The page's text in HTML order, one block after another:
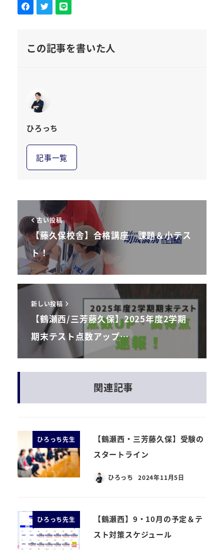
この記事を書いた人
ひろっち
記事一覧
古い投稿
【藤久保校舎】合格講座 課題＆小テス
ト！
新しい投稿
【鶴瀬西/三芳藤久保】2025年度2学期
期末テスト点数アップ…
関連記事
ひろっち先生
【鶴瀬西・三芳藤久保】受験の
スタートライン
ひろっち 2024年11月5日
ひろっち先生
【鶴瀬西】9・10月の予定＆テ
スト対策スケジュール